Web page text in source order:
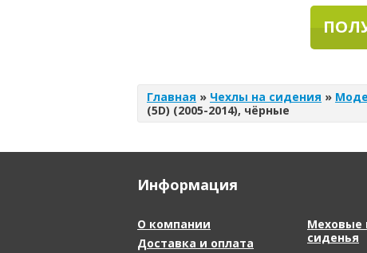
Главная » Чехлы на сидения »
(5D) (2005-2014), чёрные
Информация
О компании
Доставка и оплата
Меховые
сиденья